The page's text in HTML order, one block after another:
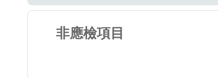
非應檢項目